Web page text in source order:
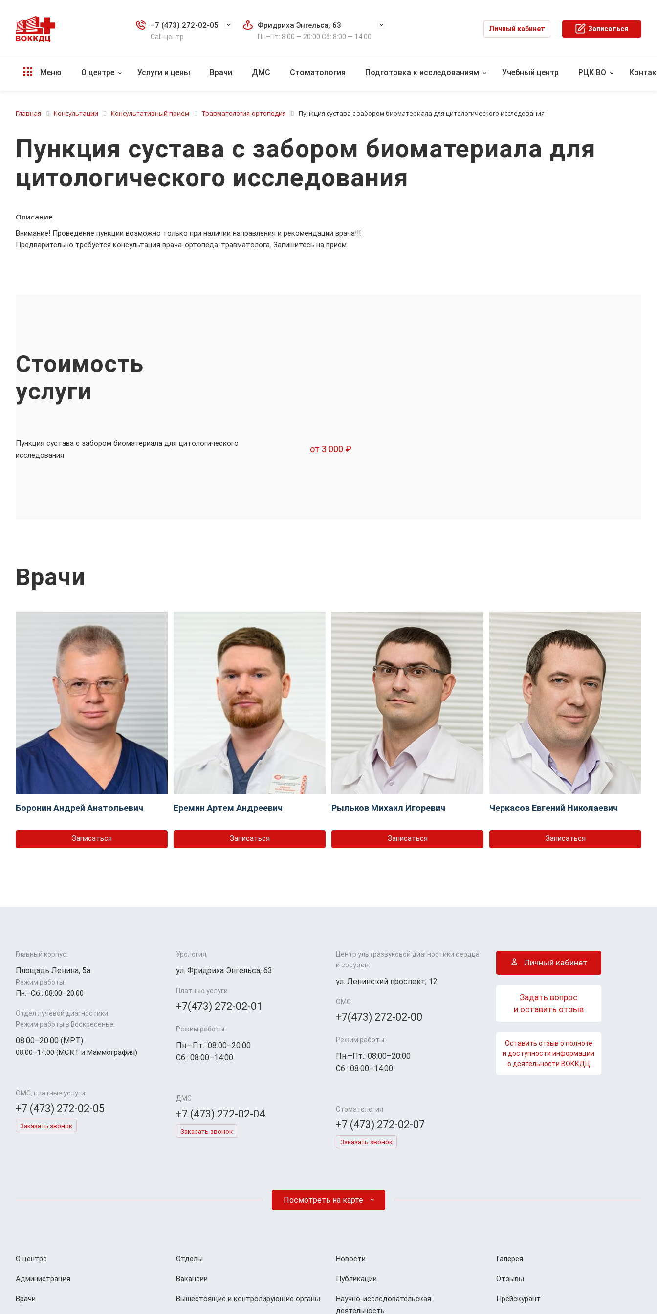
+7 (473) 272-02-05
Call-центр
Фридриха Энгельса, 63
Пн–Пт: 8:00 — 20:00 Сб: 8:00 — 14:00
Личный кабинет Записаться
Меню О центре Услуги и цены Врачи ДМС Стоматология Подготовка к исследованиям Учебный центр РЦК ВО
Главная Консультации Консультативный приём Травматология-ортопедия Пункция сустава с забором биоматериала для цитологического исследования
Пункция сустава с забором биоматериала для
цитологического исследования
Описание
Внимание! Проведение пункции возможно только при наличии направления и рекомендации врача!!!
Предварительно требуется консультация врача-ортопеда-травматолога. Запишитесь на приём.
Стоимость
услуги
Пункция сустава с забором биоматериала для цитологического
исследования
от 3 000 ₽
Врачи
Боронин Андрей Анатольевич
Записаться
Еремин Артем Андреевич
Записаться
Рыльков Михаил Игоревич
Записаться
Черкасов Евгений Николаевич
Записаться
Главный корпус:
Площадь Ленина, 5а
Режим работы:
Пн.–Cб.: 08:00–20:00
Отдел лучевой диагностики:
Режим работы в Воскресенье:
08:00–20:00 (МРТ)
08:00–14:00 (МСКТ и Маммография)
ОМС, платные услуги
+7 (473) 272-02-05
Заказать звонок
Урология:
ул. Фридриха Энгельса, 63
Платные услуги
+7(473) 272-02-01
Режим работы:
Пн.–Пт.: 08:00–20:00
Сб.: 08:00–14:00
ДМС
+7 (473) 272-02-04
Заказать звонок
Центр ультразвуковой диагностики сердца
и сосудов:
ул. Ленинский проспект, 12
ОМС
+7(473) 272-02-00
Режим работы:
Пн.–Пт.: 08:00–20:00
Сб.: 08:00–14:00
Стоматология
+7 (473) 272-02-07
Заказать звонок
Личный кабинет
Задать вопрос
и оставить отзыв
Оставить отзыв о полноте
и доступности информации
о деятельности ВОККДЦ
Посмотреть на карте
О центре
Администрация
Врачи
Отделы
Вакансии
Вышестоящие и контролирующие органы
Новости
Публикации
Научно-исследовательская
деятельность
Галерея
Отзывы
Прейскурант